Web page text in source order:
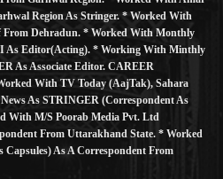
Region As Stringer. * Worked With
From Dehradun. * Worked With Monthly
As Editor(Acting). * Working With Minthly
As Associate Editor. CAREER
With TV Today (AajTak), Sahara
As STRINGER (Correspondent As
With M/S Poorab Media Pvt. Ltd
From Uttarakhand State. * Worked
As A Correspondent From